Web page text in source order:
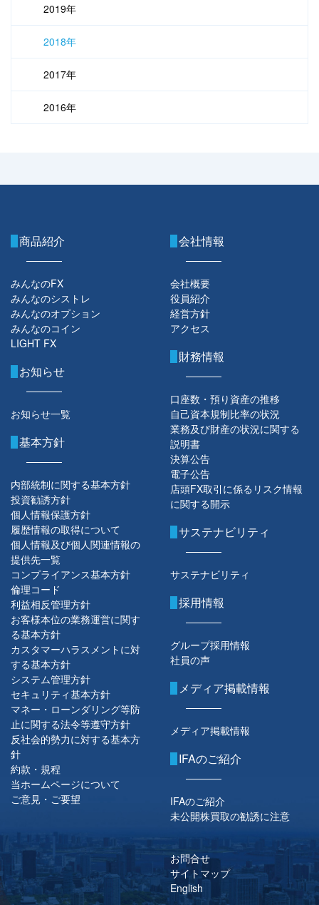
2019年
2018年
2017年
2016年
商品紹介
みんなのFX
みんなのシストレ
みんなのオプション
みんなのコイン
LIGHT FX
お知らせ
お知らせ一覧
会社情報
会社概要
役員紹介
経営方針
アクセス
財務情報
口座数・預り資産の推移
自己資本規制比率の状況
業務及び財産の状況に関する
説明書
決算公告
電子公告
店頭FX取引に係るリスク情報
に関する開示
基本方針
内部統制に関する基本方針
投資勧誘方針
個人情報保護方針
履歴情報の取得について
個人情報及び個人関連情報の
提供先一覧
コンプライアンス基本方針
倫理コード
利益相反管理方針
お客様本位の業務運営に関す
る基本方針
カスタマーハラスメントに対
する基本方針
システム管理方針
セキュリティ基本方針
マネー・ローンダリング等防
止に関する法令等遵守方針
反社会的勢力に対する基本方
針
約款・規程
当ホームページについて
ご意見・ご要望
サステナビリティ
サステナビリティ
採用情報
グループ採用情報
社員の声
メディア掲載情報
メディア掲載情報
IFAのご紹介
IFAのご紹介
未公開株買取の勧誘に注意
お問合せ
サイトマップ
English